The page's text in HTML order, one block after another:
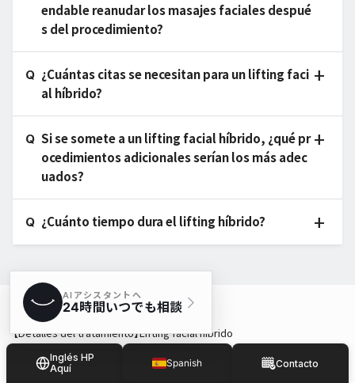
endable reanudar los masajes faciales despué
s del procedimiento?
¿Cuántas citas se necesitan para un lifting faci
al híbrido?
Si se somete a un lifting facial híbrido, ¿qué pr
ocedimientos adicionales serían los más adec
uados?
¿Cuánto tiempo dura el lifting híbrido?
【Detalles del tratamiento】Lifting facial híbrido
【Duración del tratamiento y número de sesiones】 Normalmente, una
sesión. ※Puede variar en función del estado.
Inglés HP
Aquí
Spanish
Contacto